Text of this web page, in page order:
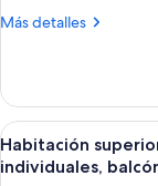
1
o
2
individuales
Más detalles
Más
clásica
con
1
cama
Abrir
todas
7
Habitación
individuales,